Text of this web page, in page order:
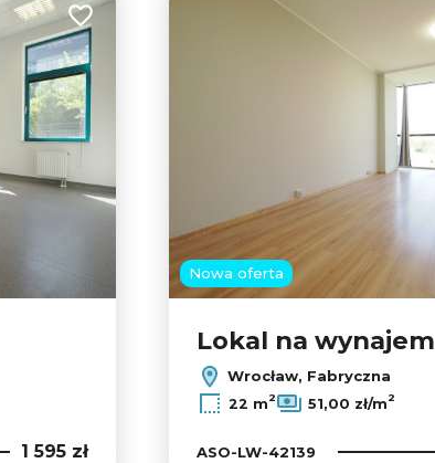
Dodaj do ulubionych
1 595 zł
Nowa oferta
Lokal na wynajem
Wrocław, Fabryczna
22 m2 51,00 zł/m2
ASO-LW-42139